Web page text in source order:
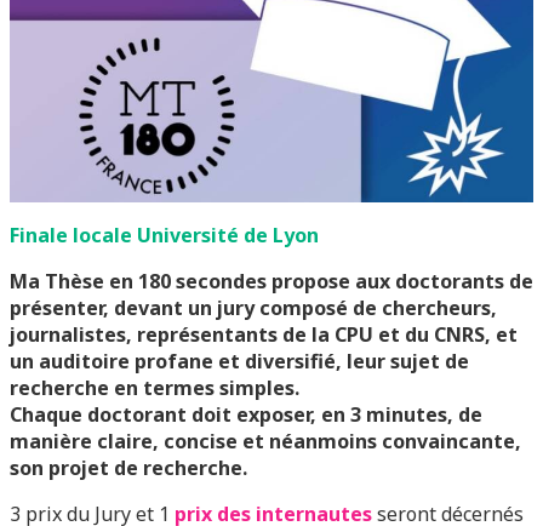
Finale locale Université de Lyon
Ma Thèse en 180 secondes propose aux doctorants de
présenter, devant un jury composé de chercheurs,
journalistes, représentants de la CPU et du CNRS, et
un auditoire profane et diversifié, leur sujet de
recherche en termes simples.
Chaque doctorant doit exposer, en 3 minutes, de
manière claire, concise et néanmoins convaincante,
son projet de recherche.
3 prix du Jury et 1 prix des internautesseront décernés